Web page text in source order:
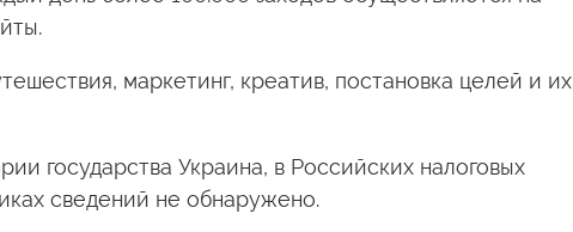
маркетинг, креатив, постановка целей и их
государства Украина, в Российских налоговых
сведений не обнаружено.